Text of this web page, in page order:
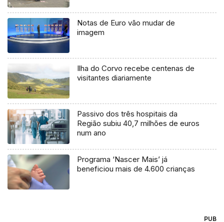
Notas de Euro vão mudar de
imagem
Ilha do Corvo recebe centenas de
visitantes diariamente
Passivo dos três hospitais da
Região subiu 40,7 milhões de euros
num ano
Programa ‘Nascer Mais’ já
beneficiou mais de 4.600 crianças
PUB